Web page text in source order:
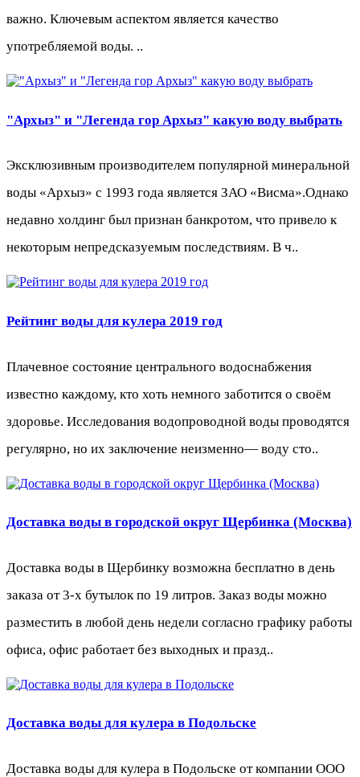
важно. Ключевым аспектом является качество
употребляемой воды. ..
"Архыз" и "Легенда гор Архыз" какую воду выбрать
Эксклюзивным производителем популярной минеральной
воды «Архыз» с 1993 года является ЗАО «Висма».Однако
недавно холдинг был признан банкротом, что привело к
некоторым непредсказуемым последствиям. В ч..
Рейтинг воды для кулера 2019 год
Плачевное состояние центрального водоснабжения
известно каждому, кто хоть немного заботится о своём
здоровье. Исследования водопроводной воды проводятся
регулярно, но их заключение неизменно— воду сто..
Доставка воды в городской округ Щербинка (Москва)
Доставка воды в Щербинку возможна бесплатно в день
заказа от 3-х бутылок по 19 литров. Заказ воды можно
разместить в любой день недели согласно графику работы
офиса, офис работает без выходных и празд..
Доставка воды для кулера в Подольске
Доставка воды для кулера в Подольске от компании ООО